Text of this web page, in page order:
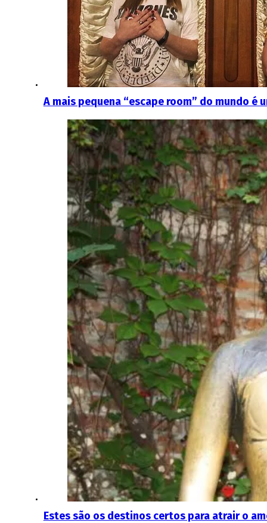
A mais pequena “escape room” do mundo
Estes são os destinos certos para atrair o